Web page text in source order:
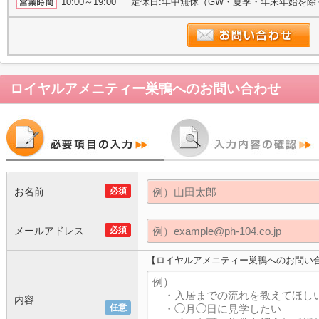
ロイヤルアメニティー巣鴨へのお問い合わせ
必須
お名前
必須
メールアドレス
任意
内容
【ロイヤルアメニティー巣鴨へのお問い